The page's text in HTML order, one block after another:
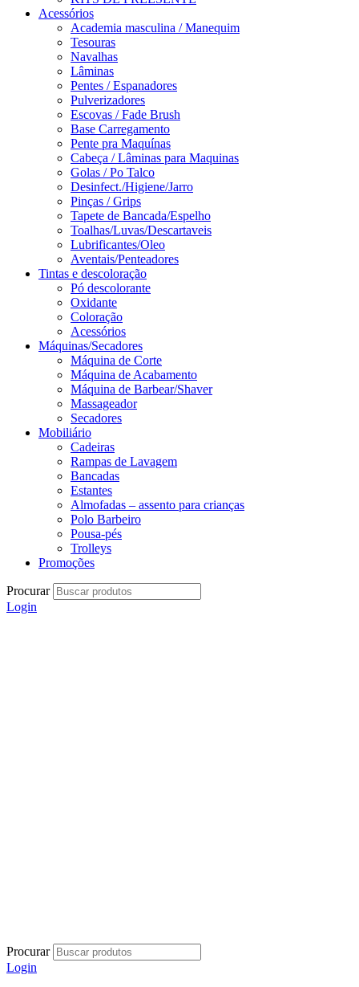
Acessórios
Academia masculina / Manequim
Tesouras
Navalhas
Lâminas
Pentes / Espanadores
Pulverizadores
Escovas / Fade Brush
Base Carregamento
Pente pra Maquínas
Cabeça / Lâminas para Maquinas
Golas / Po Talco
Desinfect./Higiene/Jarro
Pinças / Grips
Tapete de Bancada/Espelho
Toalhas/Luvas/Descartaveis
Lubrificantes/Oleo
Aventais/Penteadores
Tintas e descoloração
Pó descolorante
Oxidante
Coloração
Acessórios
Máquinas/Secadores
Máquina de Corte
Máquina de Acabamento
Máquina de Barbear/Shaver
Massageador
Secadores
Mobiliário
Cadeiras
Rampas de Lavagem
Bancadas
Estantes
Almofadas – assento para crianças
Polo Barbeiro
Pousa-pés
Trolleys
Promoções
Procurar
Login
Procurar
Login